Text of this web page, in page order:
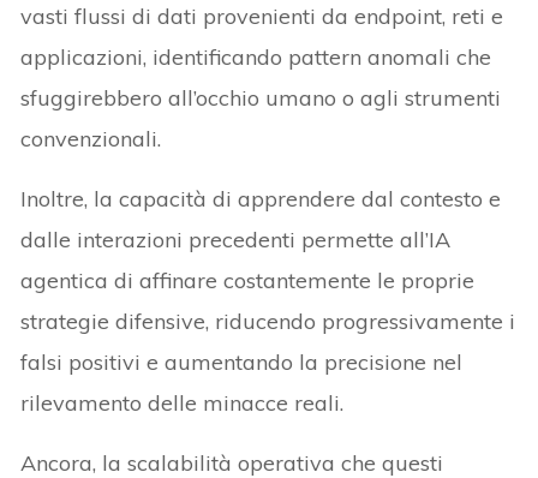
vasti flussi di dati provenienti da endpoint, reti e
applicazioni, identificando pattern anomali che
sfuggirebbero all’occhio umano o agli strumenti
convenzionali.
Inoltre, la capacità di apprendere dal contesto e
dalle interazioni precedenti permette all’IA
agentica di affinare costantemente le proprie
strategie difensive, riducendo progressivamente i
falsi positivi e aumentando la precisione nel
rilevamento delle minacce reali.
Ancora, la scalabilità operativa che questi